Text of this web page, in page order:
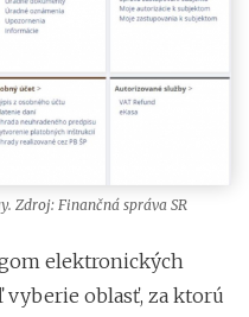
Zdroj: Finančná správa SR
elektronických
oblasť, za ktorú